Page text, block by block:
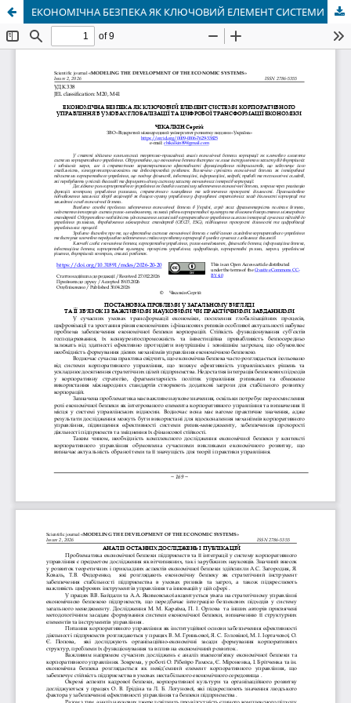
ЕКОНОМІЧНА БЕЗПЕКА ЯК КЛЮЧОВИЙ ЕЛЕМЕНТ СИСТЕМИ КОРПОРАТИВНОГО УПРАВЛІННЯ В УМОВАХ ГЛОБАЛІЗАЦІЇ ТА ЦИФРОВОЇ ТРАНСФОРМАЦІЇ ЕКОНОМІКИ